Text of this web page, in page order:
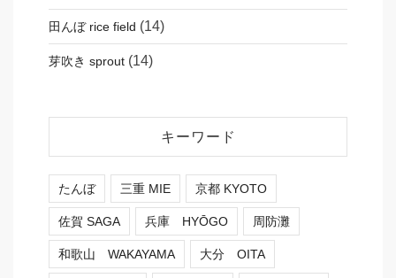
田んぼ rice field (14)
芽吹き sprout (14)
キーワード
たんぼ 三重 MIE 京都 KYOTO
佐賀 SAGA 兵庫 HYŌGO 周防灘
和歌山 WAKAYAMA 大分 OITA